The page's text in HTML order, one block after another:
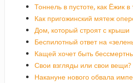
Тоннель в пустоте, как Ёжик в
Как пригожинский мятеж
Дом, который строят с крыши
Беспилотный ответ на
Кащей хочет быть
Свои взгляды или свои вещи?
Накануне нового обвала